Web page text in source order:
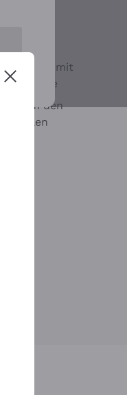
oder mit
Sulfite
auf den